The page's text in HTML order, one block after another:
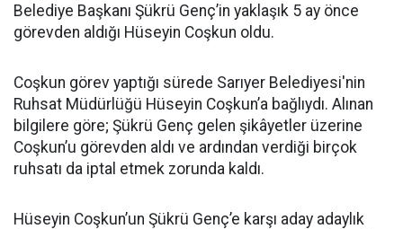
Belediye Başkanı Şükrü Genç’in yaklaşık 5 ay önce
görevden aldığı Hüseyin Coşkun oldu.
Coşkun görev yaptığı sürede Sarıyer Belediyesi'nin
Ruhsat Müdürlüğü Hüseyin Coşkun’a bağlıydı. Alınan
bilgilere göre; Şükrü Genç gelen şikâyetler üzerine
Coşkun’u görevden aldı ve ardından verdiği birçok
ruhsatı da iptal etmek zorunda kaldı.
Hüseyin Coşkun’un Şükrü Genç’e karşı aday adaylık